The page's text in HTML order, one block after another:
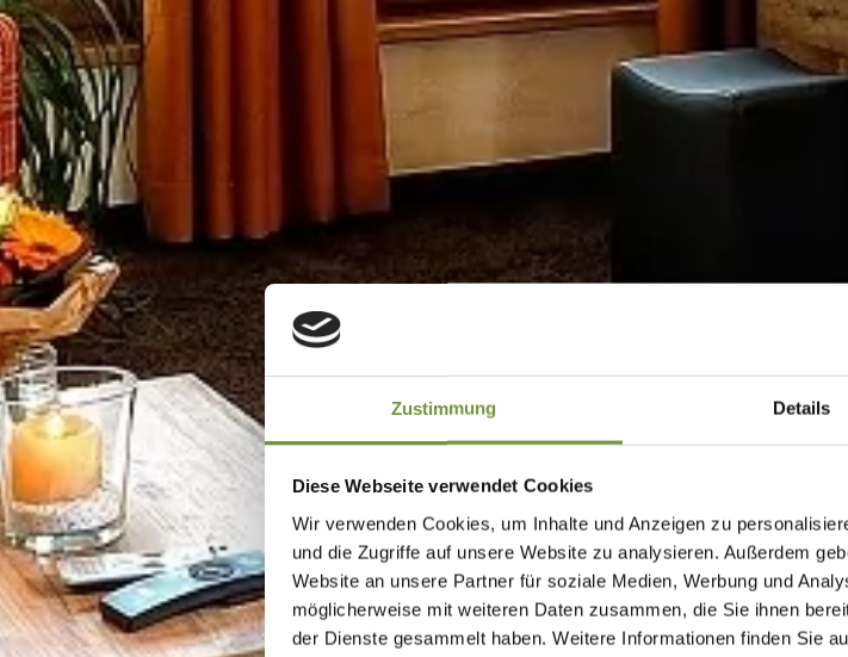
Zustimmung Details
Diese Webseite verwendet Cookies
Wir verwenden Cookies, um Inhalte und Anzeigen zu
und die Zugriffe auf unsere Website zu analysieren. Außerdem
Website an unsere Partner für soziale Medien, Werbung und
möglicherweise mit weiteren Daten zusammen, die Sie ihnen
der Dienste gesammelt haben. Weitere Informationen finden Sie